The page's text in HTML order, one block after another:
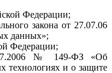
Федерации;
закона от 27.07.06
данных»;
Федерации;
№ 149-ФЗ «Об
и о защите